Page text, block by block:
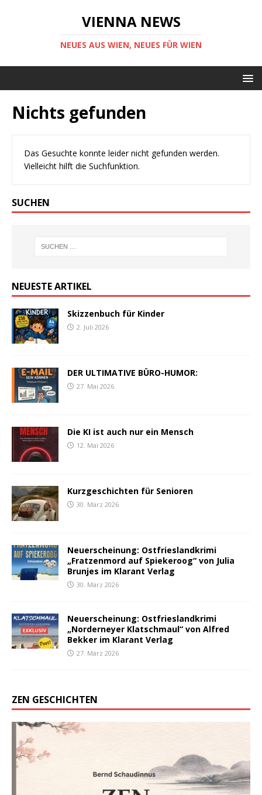
VIENNA NEWS
NEUES AUS WIEN, NEUES FÜR WIEN
Nichts gefunden
Das Gesuchte konnte leider nicht gefunden werden.
Vielleicht hilft die Suchfunktion.
SUCHEN
NEUESTE ARTIKEL
Skizzenbuch für Kinder
2. Juli 2026
DER ULTIMATIVE BÜRO-HUMOR:
27. Mai 2026
Die KI ist auch nur ein Mensch
12. Mai 2026
Kurzgeschichten für Senioren
30. März 2026
Neuerscheinung: Ostfrieslandkrimi
„Fratzenmord auf Spiekeroog“ von Julia
Brunjes im Klarant Verlag
30. März 2026
Neuerscheinung: Ostfrieslandkrimi
„Norderneyer Klatschmaul“ von Alfred
Bekker im Klarant Verlag
27. März 2026
ZEN GESCHICHTEN